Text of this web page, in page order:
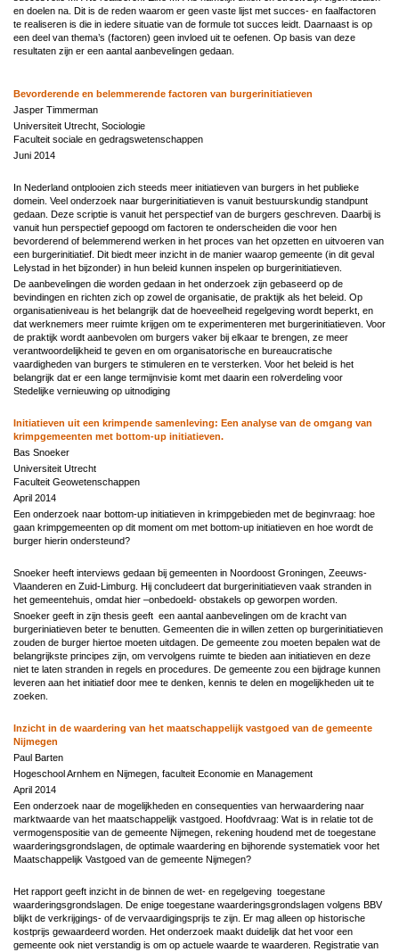
en doelen na. Dit is de reden waarom er geen vaste lijst met succes- en faalfactoren
te realiseren is die in iedere situatie van de formule tot succes leidt. Daarnaast is op
een deel van thema’s (factoren) geen invloed uit te oefenen. Op basis van deze
resultaten zijn er een aantal aanbevelingen gedaan.
Bevorderende en belemmerende factoren van burgerinitiatieven
Jasper Timmerman
Universiteit Utrecht, Sociologie
Faculteit sociale en gedragswetenschappen
Juni 2014
In Nederland ontplooien zich steeds meer initiatieven van burgers in het publieke
domein. Veel onderzoek naar burgerinitiatieven is vanuit bestuurskundig standpunt
gedaan. Deze scriptie is vanuit het perspectief van de burgers geschreven. Daarbij is
vanuit hun perspectief gepoogd om factoren te onderscheiden die voor hen
bevorderend of belemmerend werken in het proces van het opzetten en uitvoeren van
een burgerinitiatief. Dit biedt meer inzicht in de manier waarop gemeente (in dit geval
Lelystad in het bijzonder) in hun beleid kunnen inspelen op burgerinitiatieven.
De aanbevelingen die worden gedaan in het onderzoek zijn gebaseerd op de
bevindingen en richten zich op zowel de organisatie, de praktijk als het beleid. Op
organisatieniveau is het belangrijk dat de hoeveelheid regelgeving wordt beperkt, en
dat werknemers meer ruimte krijgen om te experimenteren met burgerinitiatieven. Voor
de praktijk wordt aanbevolen om burgers vaker bij elkaar te brengen, ze meer
verantwoordelijkheid te geven en om organisatorische en bureaucratische
vaardigheden van burgers te stimuleren en te versterken. Voor het beleid is het
belangrijk dat er een lange termijnvisie komt met daarin een rolverdeling voor
Stedelijke vernieuwing op uitnodiging
Initiatieven uit een krimpende samenleving: Een analyse van de omgang van
krimpgemeenten met bottom-up initiatieven.
Bas Snoeker
Universiteit Utrecht
Faculteit Geowetenschappen
April 2014
Een onderzoek naar bottom-up initiatieven in krimpgebieden met de beginvraag: hoe
gaan krimpgemeenten op dit moment om met bottom-up initiatieven en hoe wordt de
burger hierin ondersteund?
Snoeker heeft interviews gedaan bij gemeenten in Noordoost Groningen, Zeeuws-
Vlaanderen en Zuid-Limburg. Hij concludeert dat burgerinitiatieven vaak stranden in
het gemeentehuis, omdat hier –onbedoeld- obstakels op geworpen worden.
Snoeker geeft in zijn thesis geeft een aantal aanbevelingen om de kracht van
burgeriniatieven beter te benutten. Gemeenten die in willen zetten op burgerinitiatieven
zouden de burger hiertoe moeten uitdagen. De gemeente zou moeten bepalen wat de
belangrijkste principes zijn, om vervolgens ruimte te bieden aan initiatieven en deze
niet te laten stranden in regels en procedures. De gemeente zou een bijdrage kunnen
leveren aan het initiatief door mee te denken, kennis te delen en mogelijkheden uit te
zoeken.
Inzicht in de waardering van het maatschappelijk vastgoed van de gemeente
Nijmegen
Paul Barten
Hogeschool Arnhem en Nijmegen, faculteit Economie en Management
April 2014
Een onderzoek naar de mogelijkheden en consequenties van herwaardering naar
marktwaarde van het maatschappelijk vastgoed. Hoofdvraag: Wat is in relatie tot de
vermogenspositie van de gemeente Nijmegen, rekening houdend met de toegestane
waarderingsgrondslagen, de optimale waardering en bijhorende systematiek voor het
Maatschappelijk Vastgoed van de gemeente Nijmegen?
Het rapport geeft inzicht in de binnen de wet- en regelgeving toegestane
waarderingsgrondslagen. De enige toegestane waarderingsgrondslagen volgens BBV
blijkt de verkrijgings- of de vervaardigingsprijs te zijn. Er mag alleen op historische
kostprijs gewaardeerd worden. Het onderzoek maakt duidelijk dat het voor een
gemeente ook niet verstandig is om op actuele waarde te waarderen. Registratie van